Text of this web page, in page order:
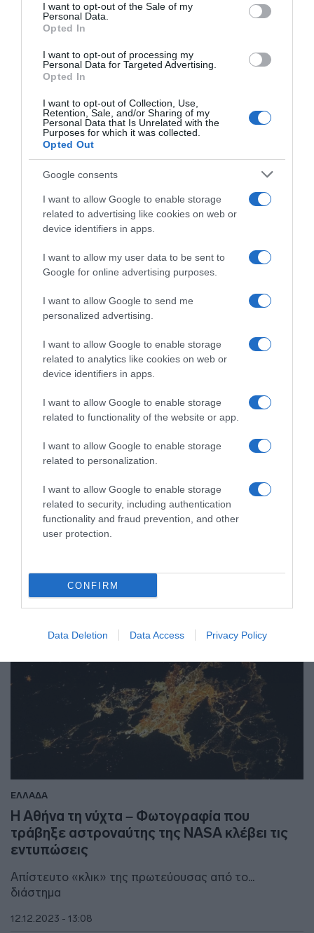
I want to opt-out of the Sale of my
Personal Data.
Opted In
I want to opt-out of processing my
Personal Data for Targeted Advertising.
Opted In
I want to opt-out of Collection, Use,
Retention, Sale, and/or Sharing of my
Personal Data that Is Unrelated with the
Purposes for which it was collected.
Opted Out
Google consents
I want to allow Google to enable storage
related to advertising like cookies on web or
device identifiers in apps.
I want to allow my user data to be sent to
Google for online advertising purposes.
I want to allow Google to send me
personalized advertising.
I want to allow Google to enable storage
related to analytics like cookies on web or
device identifiers in apps.
I want to allow Google to enable storage
related to functionality of the website or app.
I want to allow Google to enable storage
related to personalization.
I want to allow Google to enable storage
related to security, including authentication
functionality and fraud prevention, and other
user protection.
CONFIRM
Data Deletion Data Access Privacy Policy
ΔΙΕΘΝΗ
Space X: Ιδιώτες αστροναύτες έκαναν
διαστημικό περίπατο – «Από εδώ μοιάζει με
έναν τέλειο κόσμο»
Οι εικόνες από την ιστορική αποστολή
12.09.2024 - 16:48
Η Barilla στο διάστημα!
Τα ζυμαρικά Barilla Fusilli στο μενού των
αστροναυτών
ΕΛΛΑΔΑ
Η Αθήνα τη νύχτα – Φωτογραφία που
τράβηξε αστροναύτης της NASA κλέβει τις
εντυπώσεις
Απίστευτο «κλικ» της πρωτεύουσας από το...
διάστημα
12.12.2023 - 13:08